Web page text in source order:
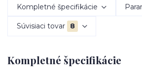
Kompletné špecifikácie
Súvisiaci tovar 8
Kompletné špecifikácie